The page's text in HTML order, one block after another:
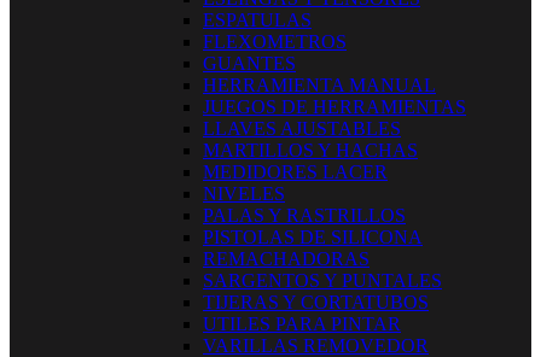
ESPATULAS
FLEXOMETROS
GUANTES
HERRAMIENTA MANUAL
JUEGOS DE HERRAMIENTAS
LLAVES AJUSTABLES
MARTILLOS Y HACHAS
MEDIDORES LACER
NIVELES
PALAS Y RASTRILLOS
PISTOLAS DE SILICONA
REMACHADORAS
SARGENTOS Y PUNTALES
TIJERAS Y CORTATUBOS
UTILES PARA PINTAR
VARILLAS REMOVEDOR